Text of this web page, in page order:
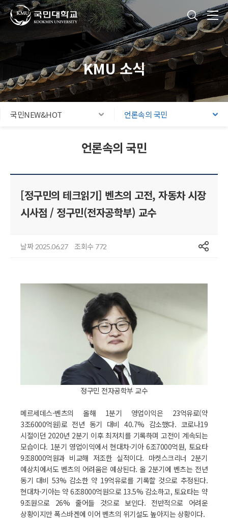
주메뉴 바로가기
본문내용 바로가기
푸터 바로가기
국민대학교
KMU 소식
국민NEW&HOT 언론속의 국민
언론속의 국민
[정구민의 테크읽기] 벤츠의 고전, 자동차 시장
시사점 / 정구민(전자공학부) 교수
날짜 2025.06.27 조회수 772 공유
정구민 전자공학부 교수
메르세데스-벤츠의 올해 1분기 영업이익은 23억유로(약
3조6000억원)로 전년 동기 대비 40.7% 감소했다. 코로나19
시절이던 2020년 2분기 이후 최저치를 기록하며 고전이 계속되는
모습이다. 1분기 영업이익에서 현대차·기아 6조7000억원, 토요타
9조8000억원과 비교해 저조한 실적이다. 마켓스크리너 2분기
예상치에서도 벤츠의 어려움은 예상된다. 올 2분기에 벤츠는 전년
동기 대비 53% 감소한 약 19억유로를 기록할 것으로 추정된다.
현대차·기아는 약 6조8000억원으로 13.5% 감소하고, 토요타는 약
9조원으로 26% 줄어들 것으로 보인다. 전반적으로 어려운
상황이지만 폭스바겐에 이어 벤츠의 위기설도 높아지는 상황이다.